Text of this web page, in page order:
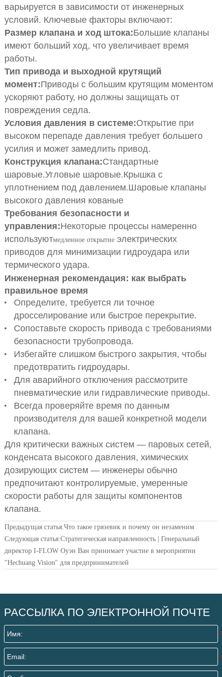
варьируется в зависимости от инженерных
условий. Ключевые факторы включают:
Размер клапана и ход штока:Большие клапаны
имеют больший ход, что увеличивает время
работы.
Тип привода и выходной крутящий
момент:Приводы с большим крутящим моментом
ускоряют работу, но должны защищать от
повреждения седла.
Условия давления в системе:Открытие при
высоком перепаде давления требует большего
усилия и может замедлить привод.
Конструкция клапана:Стандартные
шаровые.Угловые шаровые.Крышка с
уплотнением под давлением.Шаровые клапаны
высокого давления кованые
Требования безопасности и
управления:Некоторые процессы намеренно
используютмедленное открытиеэлектрических
приводов для минимизации гидроудара или
термического удара.
Инженерная рекомендация: как выбрать
правильное время
Определите, требуется ли точное
дросселирование или быстрое перекрытие.
Сопоставьте скорость привода с требованиями
безопасности трубопровода.
Избегайте слишком быстрого закрытия, чтобы
предотвратить гидроудары.
Для аварийного отключения рассмотрите
пневматические или гидравлические приводы.
Всегда проверяйте время по данным
производителя для вашей конкретной модели
клапана.
Для критически важных систем — паровых сетей,
конденсата высокого давления, химических
дозирующих систем — инженеры обычно
предпочитают контролируемые, умеренные
скорости работы для защиты компонентов
клапана.
Предыдущая статья:Что такое грязевик и почему он незаменим
Следующая статья:Стратегическая направленность | Генеральный
директор I-FLOW Оуэн Ван принимает участие в мероприятии
"Hechuang Vision" для предпринимателей
РАССЫЛКА ПО ЭЛЕКТРОННОЙ ПОЧТЕ